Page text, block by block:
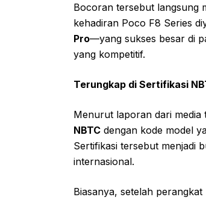
Bocoran tersebut langsung
kehadiran Poco F8 Series
Pro—yang sukses besar di
yang kompetitif.
Terungkap di Sertifikasi
Menurut laporan dari media
NBTC dengan kode model
Sertifikasi tersebut menjadi
internasional.
Biasanya, setelah